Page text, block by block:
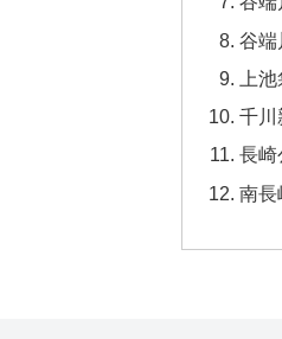
谷端
上
千川
長崎
南長